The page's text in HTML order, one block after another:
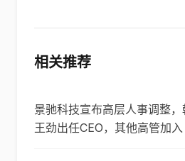
相关推荐
景驰科技宣布高层人事调整
王劲出任CEO，其他高管加入